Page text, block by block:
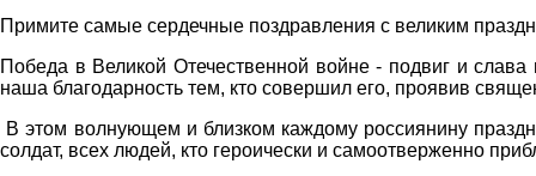
Примите самые сердечные поздравления с великим
Победа в Великой Отечественной войне - подвиг и
наша благодарность тем, кто совершил его, проявив
В этом волнующем и близком каждому россиянину
солдат, всех людей, кто героически и самоотверженно